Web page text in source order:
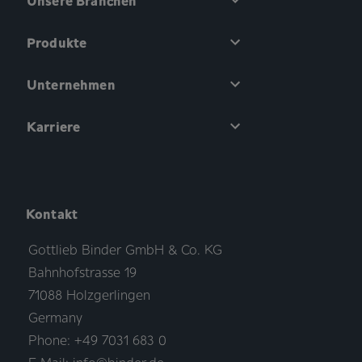
Produkte
Unternehmen
Karriere
Kontakt
Gottlieb Binder GmbH & Co. KG
Bahnhofstrasse 19
71088 Holzgerlingen
Germany
Phone: +49 7031 683 0